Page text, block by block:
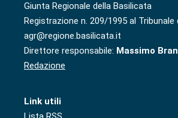
Giunta Regionale della Basilicata
Registrazione n. 209/1995 al Tribunale
agr@regione.basilicata.it
Direttore responsabile: Massimo
Redazione
Link utili